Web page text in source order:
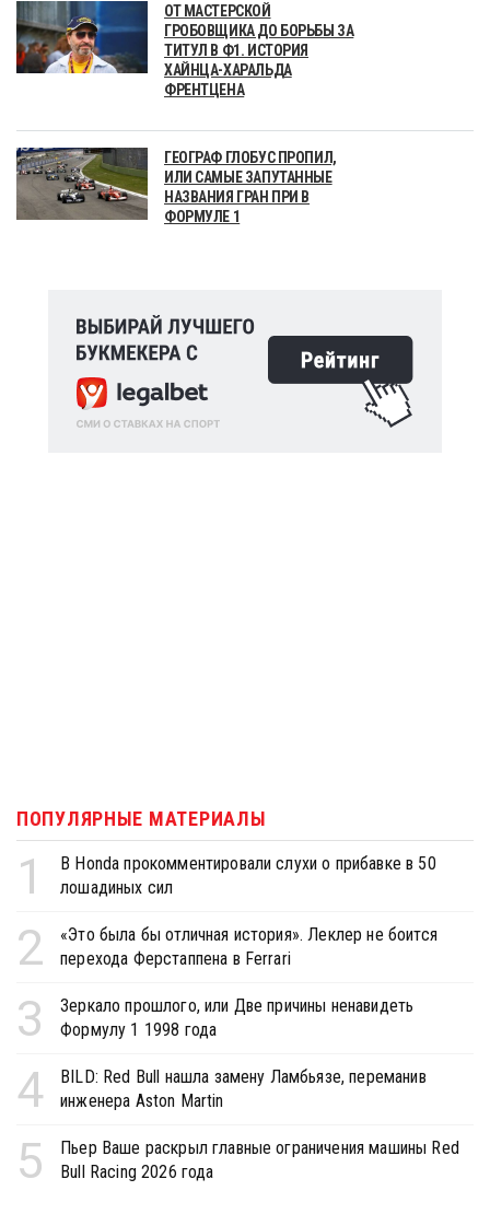
ОТ МАСТЕРСКОЙ
ГРОБОВЩИКА ДО БОРЬБЫ ЗА
ТИТУЛ В Ф1. ИСТОРИЯ
ХАЙНЦА-ХАРАЛЬДА
ФРЕНТЦЕНА
ГЕОГРАФ ГЛОБУС ПРОПИЛ,
ИЛИ САМЫЕ ЗАПУТАННЫЕ
НАЗВАНИЯ ГРАН ПРИ В
ФОРМУЛЕ 1
ПОПУЛЯРНЫЕ МАТЕРИАЛЫ
1
В Honda прокомментировали слухи о прибавке в 50
лошадиных сил
2
«Это была бы отличная история». Леклер не боится
перехода Ферстаппена в Ferrari
3
Зеркало прошлого, или Две причины ненавидеть
Формулу 1 1998 года
4
BILD: Red Bull нашла замену Ламбьязе, переманив
инженера Aston Martin
5
Пьер Ваше раскрыл главные ограничения машины Red
Bull Racing 2026 года